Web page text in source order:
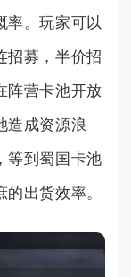
率。玩家可以
招募，半价招
阵营卡池开放
造成资源浪
等到蜀国卡池
出货效率。